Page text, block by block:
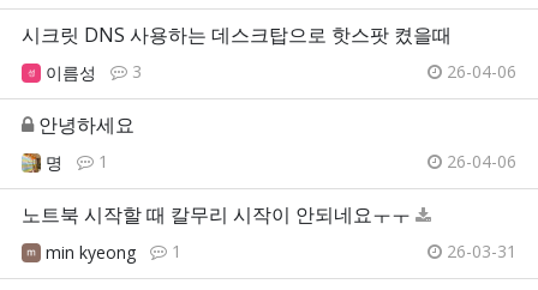
시크릿 DNS 사용하는 데스크탑으로 핫스팟 켰을때
이름성 3 26-04-06
안녕하세요
명 1 26-04-06
노트북 시작할 때 칼무리 시작이 안되네요ㅜㅜ
min kyeong 1 26-03-31